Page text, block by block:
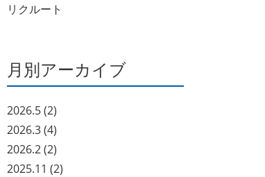
リクルート
月別アーカイブ
2026.5(2)
2026.3(4)
2026.2(2)
2025.11 (2)